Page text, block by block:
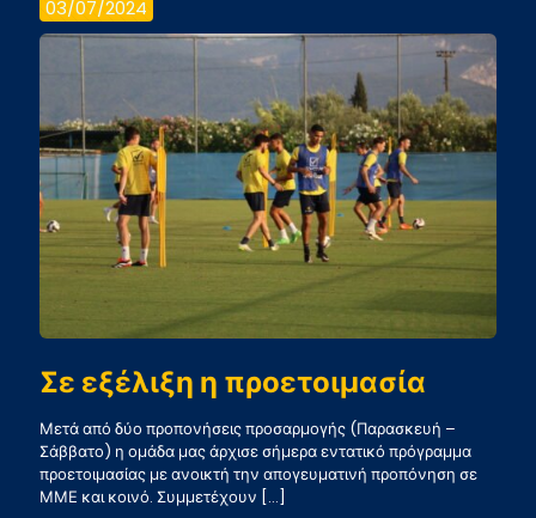
03/07/2024
Σε εξέλιξη η προετοιμασία
Μετά από δύο προπονήσεις προσαρμογής (Παρασκευή –
Σάββατο) η ομάδα μας άρχισε σήμερα εντατικό πρόγραμμα
προετοιμασίας με ανοικτή την απογευματινή προπόνηση σε
ΜΜΕ και κοινό. Συμμετέχουν […]